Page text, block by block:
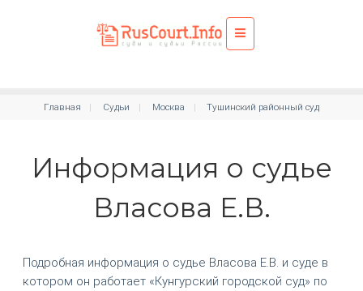
Главная Судьи Москва Тушинский районный суд
Информация о судье
Власова Е.В.
Подробная информация о судье Власова Е.В. и суде в
котором он работает «Кунгурский городской суд» по